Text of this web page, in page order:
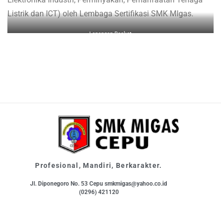
Listrik dan ICT) oleh Lembaga Sertifikasi SMK MIgas.
Lapangan Basket
Profesional, Mandiri, Berkarakter.
Jl. Diponegoro No. 53 Cepu smkmigas@yahoo.co.id
(0296) 421120